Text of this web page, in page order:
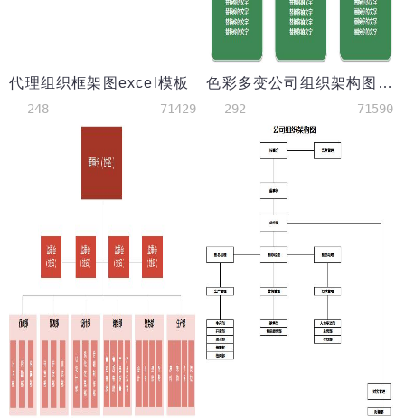
代理组织框架图excel模板
248 71429
色彩多变公司组织架构图excel模板
292 71590